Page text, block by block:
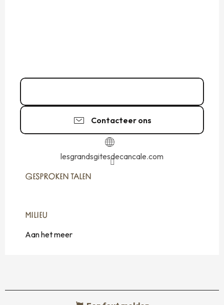
Contacteer ons
lesgrandsgitesdecancale.com
GESPROKEN TALEN
GESPROKEN TALEN
MILIEU
MILIEU
Aan het meer